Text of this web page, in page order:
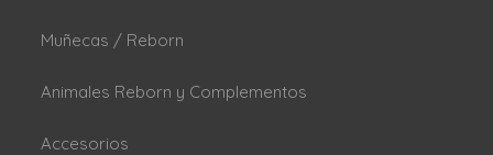
Muñecas / Reborn
Animales Reborn y Complementos
Accesorios